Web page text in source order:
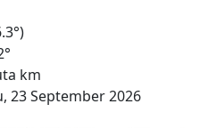
km
23 September 2026